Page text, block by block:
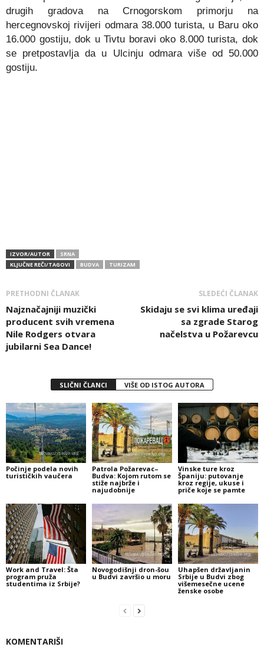
drugih gradova na Crnogorskom primorju na
hercegnovskoj rivijeri odmara 38.000 turista, u Baru oko
16.000 gostiju, dok u Tivtu boravi oko 8.000 turista, dok
se pretpostavlja da u Ulcinju odmara više od 50.000
gostiju.
IZVOR/AUTOR
SRNA
KLJUČNE REČI/TAGOVI
BUDVA TURIZAM
PRETHODNI ČLANAK
Najznačajniji muzički
producent svih vremena
Nile Rodgers otvara
jubilarni Sea Dance!
SLEDEĆI ČLANAK
Skidaju se svi klima uređaji
sa zgrade Starog
načelstva u Požarevcu
SLIČNI ČLANCI VIŠE OD ISTOG AUTORA
Počinje podela novih
turističkih vaučera
Patrola Požarevac–
Budva: Kojom rutom se
stiže najbrže i
najudobnije
Vinske ture kroz
Španiju: putovanje
kroz regije, ukuse i
priče koje se pamte
Work and Travel: Šta
program pruža
studentima iz Srbije?
Novogodišnji dron-šou
u Budvi završio u moru
Uhapšen državljanin
Srbije u Budvi zbog
višemesečne ucene
ženske osobe
KOMENTARIŠI